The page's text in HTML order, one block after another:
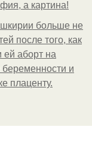
а картина!
больше не
после того, как
ей аборт на
и
плаценту.